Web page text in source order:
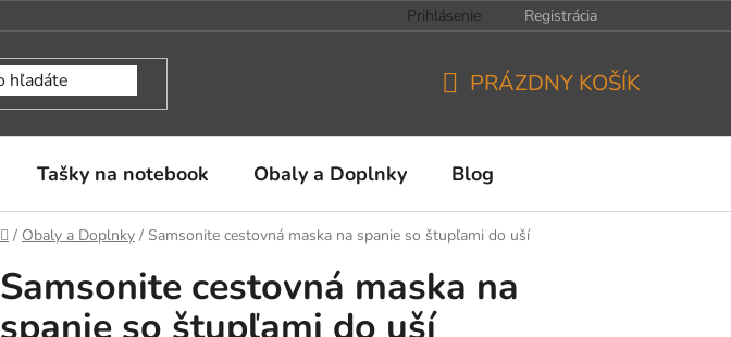
Prihlásenie Registrácia
KOŠÍK
PRÁZDNY KOŠÍK
Tašky na notebook Obaly a Doplnky Blog
Domov
/ Obaly a Doplnky / Samsonite cestovná maska na spanie so štupľami do uší
Samsonite cestovná maska na